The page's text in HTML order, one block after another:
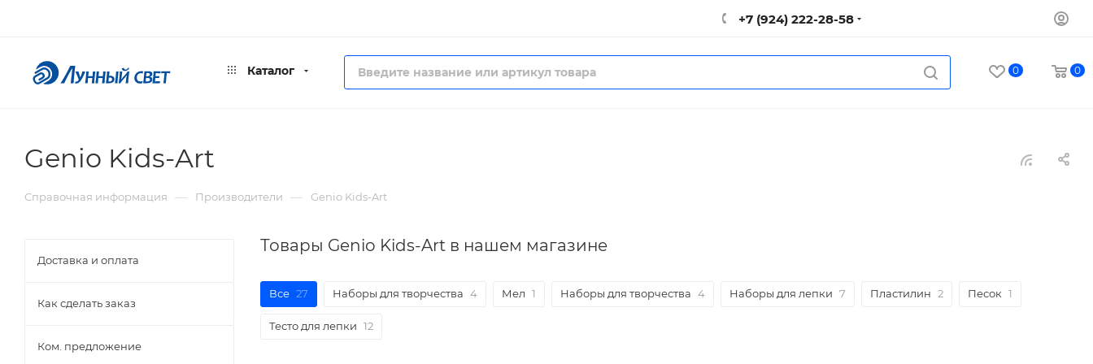
+7 (924) 222-28-58
Каталог 0 0
Genio Kids-Art
Справочная информация — Производители — Genio Kids-Art
Товары Genio Kids-Art в нашем магазине
Все 27 Наборы для творчества 4 Мел 1 Наборы для творчества 4 Наборы для лепки 7 Пластилин 2 Песок 1
Тесто для лепки 12
Доставка и оплата
Как сделать заказ
Ком. предложение